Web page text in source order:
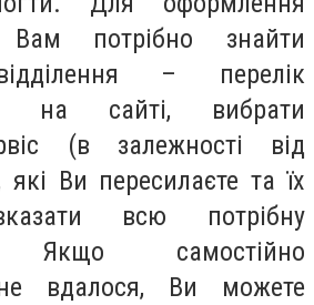
Вам потрібно знайти
– перелік
на сайті, вибрати
(в залежності від
які Ви пересилаєте та їх
всю потрібну
Якщо самостійно
вдалося, Ви можете